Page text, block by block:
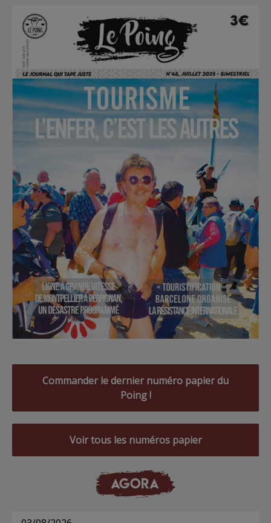
Commander le dernier numéro papier du
Poing !
Voir tous les numéros papier
AGORA